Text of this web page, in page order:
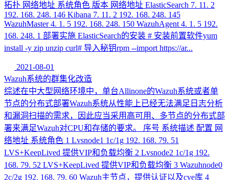
拓扑 网络地址 系统角色 版本 网络地址 ElasticSearch 7. 11. 2
192. 168. 248. 146 Kibana 7. 11. 2 192. 168. 248. 145
WazuhMaster 4. 1. 5 192. 168. 248. 150 WazuhAgent 4. 1. 5 192.
168. 248. 1 部署实施 ElasticSearch的安装 # 安装前置软件yum
install -y zip unzip curl# 导入秘钥rpm --import https://ar...
2021-08-01
Wazuh系统的群集化改造
综述在中大型网络环境中，单台Allinone的Wazuh系统或者单
节点的分布式部署Wazuh系统从性能上已经无法满足日志分析
和漏洞扫描的需求，因此应当采用高可用、多节点的分布式部
署来满足Wazuh对CPU和存储的要求。 序号 系统描述 配置 网
络地址 系统角色 1 Lvsnode1 1c/1g 192. 168. 79. 51
LVS+KeepLived 提供VIP和负载均衡 2 Lvsnode2 1c/1g 192.
168. 79. 52 LVS+KeepLived 提供VIP和负载均衡 3 Wazuhnode0
2c/2g 192. 168. 79. 60 Wazuh主节点，提供认证以及cve库 4